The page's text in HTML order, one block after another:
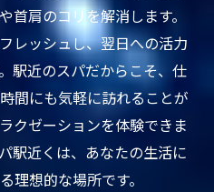
首肩のコリを解消します。
レッシュし、翌日への活力
駅近のスパだからこそ、仕
間にも気軽に訪れることが
クゼーションを体験できま
駅近くは、あなたの生活に
理想的な場所です。